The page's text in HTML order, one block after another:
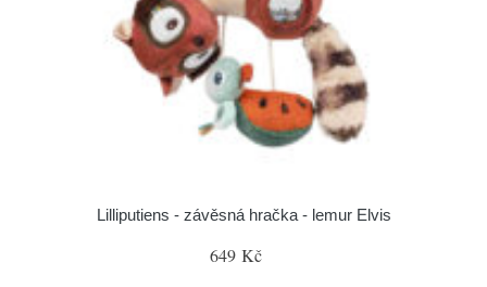
Lilliputiens - závěsná hračka - lemur Elvis
649 Kč